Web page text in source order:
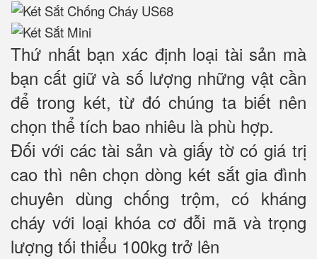
Thứ nhất bạn xác định loại tài sản mà
bạn cất giữ và số lượng những vật cần
để trong két, từ đó chúng ta biết nên
chọn thể tích bao nhiêu là phù hợp.
Đối với các tài sản và giấy tờ có giá trị
cao thì nên chọn dòng két sắt gia đình
chuyên dùng chống trộm, có kháng
cháy với loại khóa cơ đỗi mã và trọng
lượng tối thiểu 100kg trở lên